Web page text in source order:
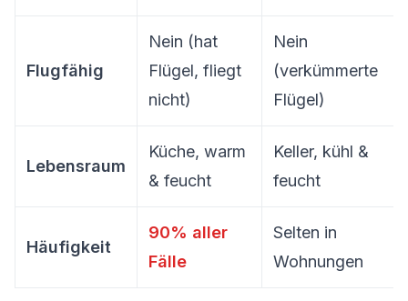
Flugfähig
Nein (hat
Flügel, fliegt
nicht)
Nein
(verkümmerte
Flügel)
Lebensraum
Küche, warm
& feucht
Keller, kühl &
feucht
Häufigkeit
90% aller
Fälle
Selten in
Wohnungen